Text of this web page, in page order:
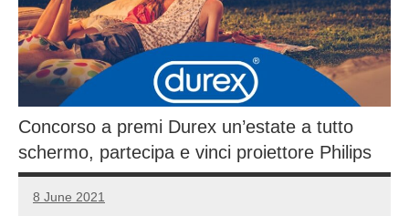
Concorso a premi Durex un’estate a tutto
schermo, partecipa e vinci proiettore Philips
8 June 2021
Luca
No